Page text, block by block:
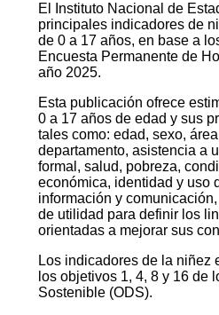
El Instituto Nacional de
principales indicadores de
de 0 a 17 años, en base a
Encuesta Permanente de
año 2025.
Esta publicación ofrece
0 a 17 años de edad y sus
tales como: edad, sexo,
departamento, asistencia a
formal, salud, pobreza,
económica, identidad y uso
información y
de utilidad para definir los
orientadas a mejorar sus
Los indicadores de la niñez
los objetivos 1, 4, 8 y 16 de
Sostenible (ODS).